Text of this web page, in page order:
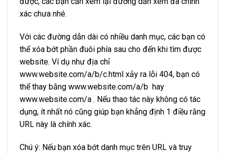
xác chưa nhé.
Với các đường dẫn dài có nhiều danh mục, các bạn có
thể xóa bớt phần đuôi phía sau cho đến khi tìm được
website. Ví dụ như địa chỉ
www.website.com/a/b/c.html xảy ra lỗi 404, bạn có
thể thay bằng www.website.com/a/b hay
www.website.com/a . Nếu thao tác này không có tác
dụng, ít nhất nó cũng giúp bạn khẳng định 1 điều rằng
URL này là chính xác.
Chú ý: Nếu bạn xóa bớt danh mục trên URL và truy